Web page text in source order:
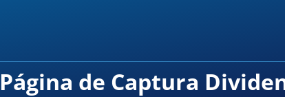
Página de Captura